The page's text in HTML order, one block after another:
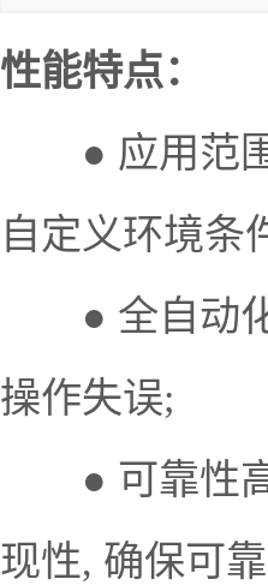
性能特点：
● 应用范围
自定义环境条
● 全自动化
操作失误;
● 可靠性高
现性, 确保可